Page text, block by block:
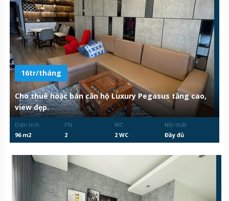
16tr/tháng
Cho thuê hoặc bán căn hộ Luxury Pegasus tầng cao,
view đẹp.
Diện tích:
96 m2
PN:
2
WC:
2 WC
Nội thất:
Đầy đủ